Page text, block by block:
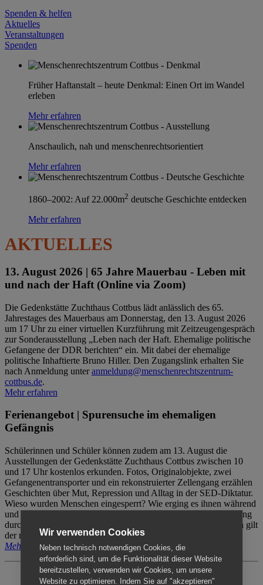
Spenden & helfen
Aktuelles
Veranstaltungen
Spenden
Früher Haftanstalt – heute Denkmal: Einen Ort im Wandel
erleben
Mehr erfahren
Anschaulich, nah und menschenrechtsorientiert
Mehr erfahren
1860–2002: Auf 22.000m2 deutsche Geschichte entdecken
Mehr erfahren
AKTUELLES
13. August 2026 | 65 Jahre Mauerbau - Leben mit
und nach der Haft (Online via Zoom)
Die Gedenkstätte Zuchthaus Cottbus lädt anlässlich des 65.
Jahrestages des Mauerbaus am Donnerstag, den 13. August 2026
um 17 Uhr zu einer virtuellen Kurzführung mit Zeitzeugengespräch
zur Sonderausstellung „Leben nach der Haft. Ehemalige politische
Gefangene der DDR berichten“ ein. Mit dabei der ehemalige
politische Inhaftierte Bruno Hiller. Den Zugangslink erhalten Sie
nach Anmeldung unteranmeldung@menschenrechtszentrum-
cottbus.de.
Mehr erfahren
Ferienangebot | Spurensuche im ehemaligen
Gefängnis
Schülerinnen und Schüler können zudem am 13. August die
Ausstellungen der Gedenkstätte Zuchthaus Cottbus zwischen 10
und 17 Uhr kostenlos erkunden. Fotos, Originalobjekte, zwei
Gefangenentransporter und ein rekonstruierter Zellengang erzählen
Geschichten über Mut, Repression und Alltag in der SED-Diktatur.
Wieso wurden Menschen eingesperrt? Wie erging es ihnen während
und nach der Haft? Der Besuch erfolgt individuell ohne Betreuung
durch das Menschenrechtszentrum Cottbus. Für Begleitpersonen gilt
der reguläre Eintritt (8€ / ermäßigt 5€).
Mehr erfahren
Wir verwenden Cookies
Neben technisch notwendigen Cookies, die
erforderlich sind, um die Funktionalität dieser Website
bereitzustellen, verwenden wir Cookies, um unsere
Website zu optimieren. Indem Sie auf "akzeptieren"